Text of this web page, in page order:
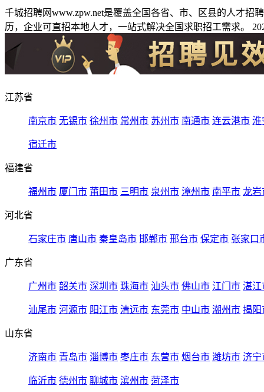
千城招聘网www.zpw.net是覆盖全国各省、市、区县的人才
历，企业可直招本地人才，一站式解决全国求职招工需求。
江苏省
南京市 无锡市 徐州市 常州市 苏州市 南通市 连云港市 淮
宿迁市
福建省
福州市 厦门市 莆田市 三明市 泉州市 漳州市 南平市 龙岩
河北省
石家庄市 唐山市 秦皇岛市 邯郸市 邢台市 保定市 张家口
广东省
广州市 韶关市 深圳市 珠海市 汕头市 佛山市 江门市 湛江
汕尾市 河源市 阳江市 清远市 东莞市 中山市 潮州市 揭阳
山东省
济南市 青岛市 淄博市 枣庄市 东营市 烟台市 潍坊市 济宁
临沂市 德州市 聊城市 滨州市 菏泽市